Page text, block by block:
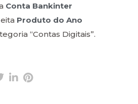
Conta Bankinter
Produto do Ano
“Contas Digitais”.